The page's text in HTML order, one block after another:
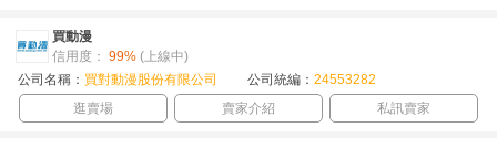
買動漫
信用度： 99% (上線中)
公司名稱： 買對動漫股份有限公司 公司統編： 24553282
逛賣場
賣家介紹 私訊賣家